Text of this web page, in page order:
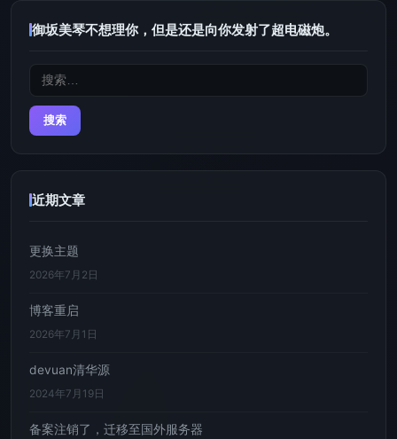
御坂美琴不想理你，但是还是向你发射了超电磁炮。
搜
近期文章
更换主题
2026年7月2日
博客重启
2026年7月1日
devuan清华源
2024年7月19日
备案注销了，迁移至国外服务器